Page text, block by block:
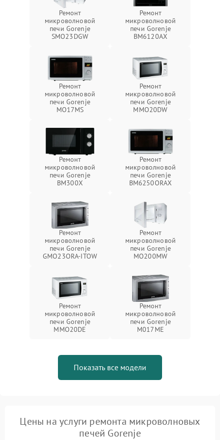
Ремонт
микроволновой
печи Gorenje
SMO23DGW
Ремонт
микроволновой
печи Gorenje
BM6120AX
Ремонт
микроволновой
печи Gorenje
MO17MS
Ремонт
микроволновой
печи Gorenje
MMO20DW
Ремонт
микроволновой
печи Gorenje
BM300X
Ремонт
микроволновой
печи Gorenje
BM6250ORAX
Ремонт
микроволновой
печи Gorenje
GMO23ORA-ITOW
Ремонт
микроволновой
печи Gorenje
MO200MW
Ремонт
микроволновой
печи Gorenje
MMO20DE
Ремонт
микроволновой
печи Gorenje
M017ME
Показать все модели
Цены на услуги ремонта микроволновых
печей Gorenje